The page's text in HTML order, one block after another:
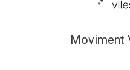
Moviment